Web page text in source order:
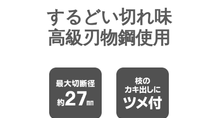
するどい切れ味
高級刃物鋼使用